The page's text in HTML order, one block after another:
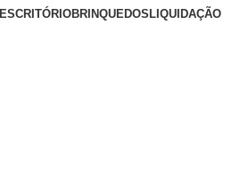
ESCRITÓRIOBRINQUEDOS LIQUIDAÇÃO